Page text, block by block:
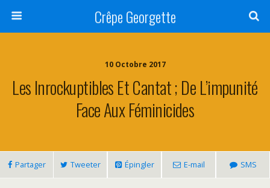
Crêpe Georgette
10 Octobre 2017
Les Inrockuptibles Et Cantat ; De L’impunité
Face Aux Féminicides
Partager Tweeter Épingler E-mail SMS